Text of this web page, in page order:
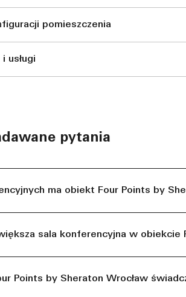
pomieszczenia
usługi
pytania
ma obiekt Four Points by
sala konferencyjna w obiekcie
Points by Sheraton Wrocław